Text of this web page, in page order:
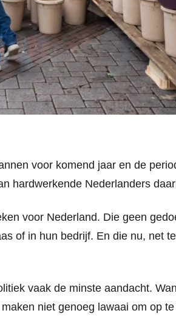
voor komend jaar en de
hardwerkende Nederlanders
voor Nederland. Die geen
of in hun bedrijf. En die nu, net
vaak de minste aandacht.
niet genoeg lawaai om op